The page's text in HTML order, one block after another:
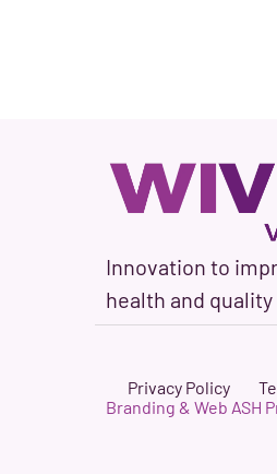
Innovation to
health and
Privacy Policy
Branding & Web ASH